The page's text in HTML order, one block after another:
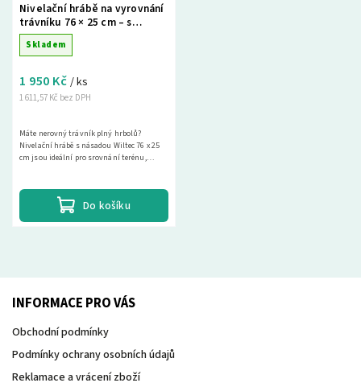
Nivelační hrábě na vyrovnání
trávníku 76 × 25 cm – s
násadou 200 cm, hliníkové
Skladem
1 611,57 Kč bez DPH
1 950 Kč / ks
Do košíku
Máte nerovný trávník plný hrbolů?
Nivelační hrábě s násadou Wiltec 76 x 25
cm jsou ideální pro srovnání terénu,
INFORMACE PRO VÁS
Obchodní podmínky
Podmínky ochrany osobních údajů
Reklamace a vrácení zboží